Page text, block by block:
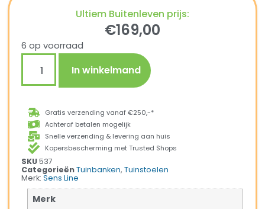
Ultiem Buitenleven prijs:
€169,00
6 op voorraad
In winkelmand
Gratis verzending vanaf €250,-*
Achteraf betalen mogelijk
Snelle verzending & levering aan huis
Kopersbescherming met Trusted Shops
SKU537
Categorieën Tuinbanken,Tuinstoelen
Merk:Sens Line
Merk